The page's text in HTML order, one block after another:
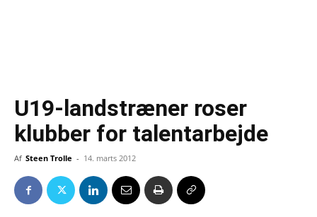
U19-landstræner roser
klubber for talentarbejde
Af Steen Trolle - 14. marts 2012